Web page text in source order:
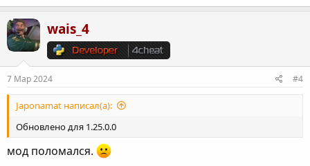
wais_4
7 Мар 2024 #4
Japonamat написал(а):
Обновлено для 1.25.0.0
мод поломался.